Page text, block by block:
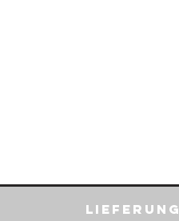
Lieferung